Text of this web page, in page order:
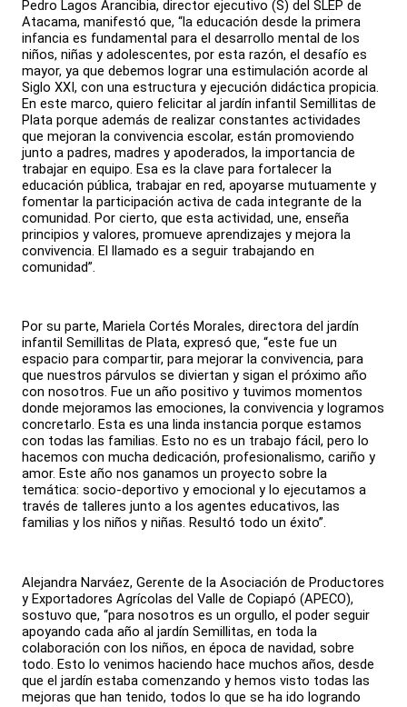
Pedro Lagos Arancibia, director ejecutivo (S) del SLEP de
Atacama, manifestó que, “la educación desde la primera
infancia es fundamental para el desarrollo mental de los
niños, niñas y adolescentes, por esta razón, el desafío es
mayor, ya que debemos lograr una estimulación acorde al
Siglo XXI, con una estructura y ejecución didáctica propicia.
En este marco, quiero felicitar al jardín infantil Semillitas de
Plata porque además de realizar constantes actividades
que mejoran la convivencia escolar, están promoviendo
junto a padres, madres y apoderados, la importancia de
trabajar en equipo. Esa es la clave para fortalecer la
educación pública, trabajar en red, apoyarse mutuamente y
fomentar la participación activa de cada integrante de la
comunidad. Por cierto, que esta actividad, une, enseña
principios y valores, promueve aprendizajes y mejora la
convivencia. El llamado es a seguir trabajando en
comunidad”.
Por su parte, Mariela Cortés Morales, directora del jardín
infantil Semillitas de Plata, expresó que, “este fue un
espacio para compartir, para mejorar la convivencia, para
que nuestros párvulos se diviertan y sigan el próximo año
con nosotros. Fue un año positivo y tuvimos momentos
donde mejoramos las emociones, la convivencia y logramos
concretarlo. Esta es una linda instancia porque estamos
con todas las familias. Esto no es un trabajo fácil, pero lo
hacemos con mucha dedicación, profesionalismo, cariño y
amor. Este año nos ganamos un proyecto sobre la
temática: socio-deportivo y emocional y lo ejecutamos a
través de talleres junto a los agentes educativos, las
familias y los niños y niñas. Resultó todo un éxito”.
Alejandra Narváez, Gerente de la Asociación de Productores
y Exportadores Agrícolas del Valle de Copiapó (APECO),
sostuvo que, “para nosotros es un orgullo, el poder seguir
apoyando cada año al jardín Semillitas, en toda la
colaboración con los niños, en época de navidad, sobre
todo. Esto lo venimos haciendo hace muchos años, desde
que el jardín estaba comenzando y hemos visto todas las
mejoras que han tenido, todos lo que se ha ido logrando